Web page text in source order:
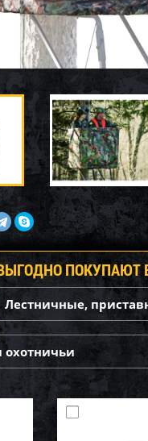
ПОКУПАЮТ
Лестничные,
охотничьи